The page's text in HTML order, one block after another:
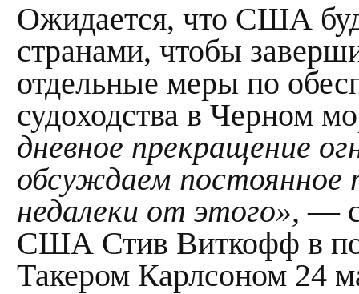
Ожидается, что США
странами, чтобы
отдельные меры по
судоходства в Черном
дневное прекращение
обсуждаем постоянное
недалеки от этого», —
США Стив Виткофф в
Такером Карлсоном 24